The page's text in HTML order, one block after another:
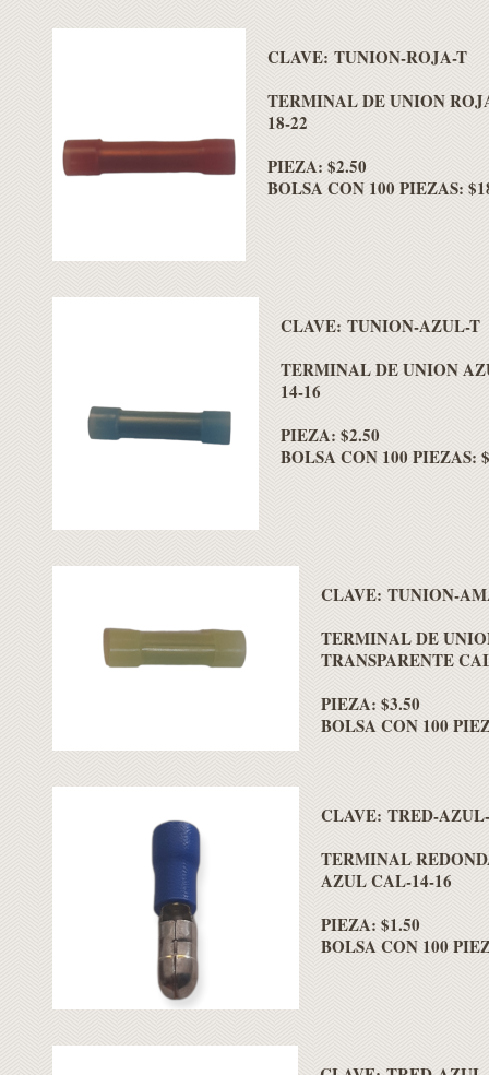
CLAVE: TUNION-ROJA-T
TERMINAL DE UNION
18-22
PIEZA: $2.50
BOLSA CON 100 PIEZAS:
CLAVE: TUNION-AZUL-T
TERMINAL DE UNION
14-16
PIEZA: $2.50
BOLSA CON 100 PIEZAS:
CLAVE: TUNION-
TERMINAL DE
TRANSPARENTE
PIEZA: $3.50
BOLSA CON 100
CLAVE: TRED-
TERMINAL
AZUL CAL-14-16
PIEZA: $1.50
BOLSA CON 100